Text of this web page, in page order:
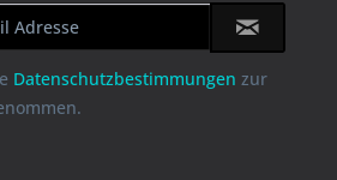
Datenschutzbestimmungen zur